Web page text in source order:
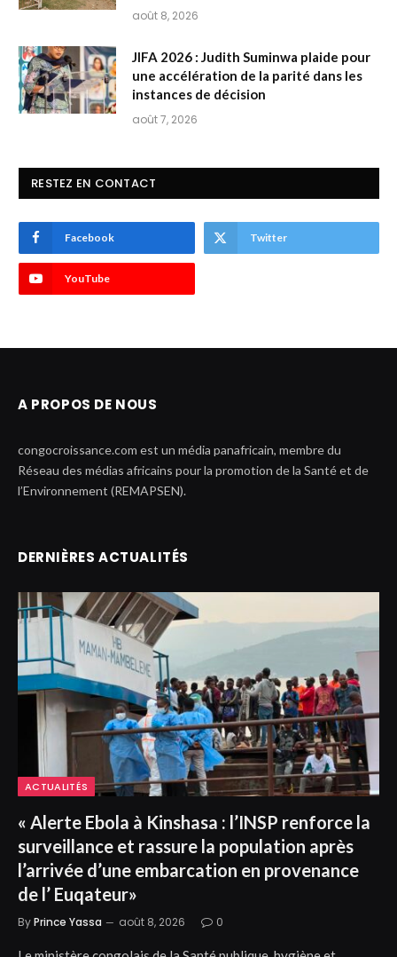
août 8, 2026
JIFA 2026 : Judith Suminwa plaide pour
une accélération de la parité dans les
instances de décision
août 7, 2026
RESTEZ EN CONTACT
Facebook Twitter
YouTube
A PROPOS DE NOUS
congocroissance.com est un média panafricain, membre du
Réseau des médias africains pour la promotion de la Santé et de
l’Environnement (REMAPSEN).
DERNIÈRES ACTUALITÉS
ACTUALITÉS
« Alerte Ebola à Kinshasa : l’INSP renforce la
surveillance et rassure la population après
l’arrivée d’une embarcation en provenance
de l’ Euqateur»
ByPrince Yassa août 8, 2026 0